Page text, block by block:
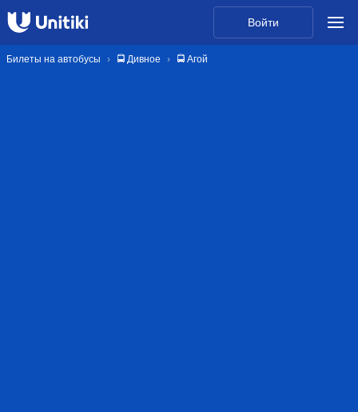
Войти
Билеты на автобусы 🚍 Дивное 🚍 Агой